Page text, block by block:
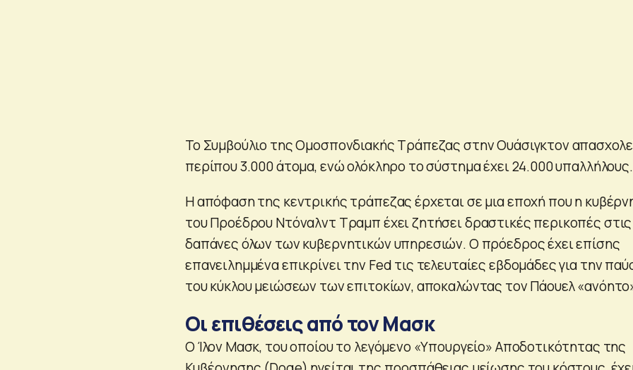
Το Συμβούλιο της Ομοσπονδιακής Τράπεζας στην Ουάσιγκτον
περίπου 3.000 άτομα, ενώ ολόκληρο το σύστημα έχει 24.000 υπαλλήλους.
Η απόφαση της κεντρικής τράπεζας έρχεται σε μια εποχή που η
του Προέδρου Ντόναλντ Τραμπ έχει ζητήσει δραστικές περικοπές στις
δαπάνες όλων των κυβερνητικών υπηρεσιών. Ο πρόεδρος έχει επίσης
επανειλημμένα επικρίνει την Fed τις τελευταίες εβδομάδες για την
του κύκλου μειώσεων των επιτοκίων, αποκαλώντας τον Πάουελ
Οι επιθέσεις από τον Μασκ
Ο Ίλον Μασκ, του οποίου το λεγόμενο «Υπουργείο» Αποδοτικότητας της